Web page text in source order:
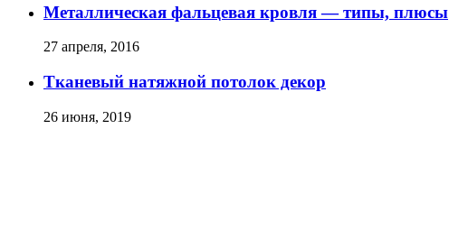
Металлическая фальцевая кровля — типы, плюсы
27 апреля, 2016
Тканевый натяжной потолок декор
26 июня, 2019